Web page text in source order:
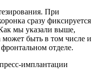
При
сразу фиксируется
мы указали выше,
может быть в том числе и
отделе.
имплантации